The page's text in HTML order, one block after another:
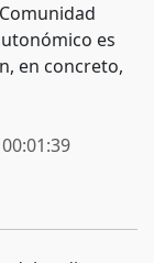
es
en concreto,
00:01:39